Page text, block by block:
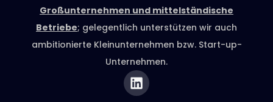
Großunternehmen und mittelständische
Betriebe; gelegentlich unterstützen wir auch
ambitionierte Kleinunternehmen bzw. Start-up-
Unternehmen.